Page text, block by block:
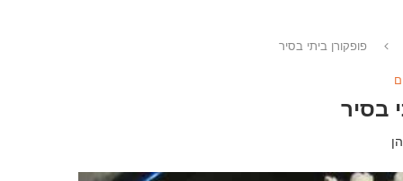
פופקורן ביתי בסיר
בסיר